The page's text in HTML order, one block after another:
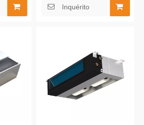
Inquérito